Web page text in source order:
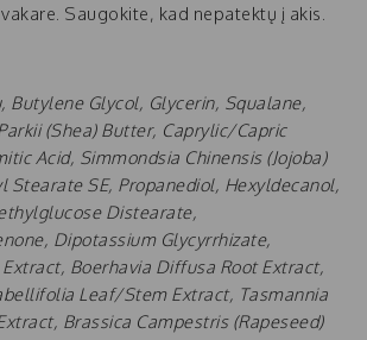
Saugokite, kad nepatektų į akis.
Butylene Glycol, Glycerin, Squalane,
(Shea) Butter, Caprylic/Capric
Acid, Simmondsia Chinensis (Jojoba)
Stearate SE, Propanediol, Hexyldecanol,
Distearate,
Dipotassium Glycyrrhizate,
Boerhavia Diffusa Root Extract,
Leaf/Stem Extract, Tasmannia
Brassica Campestris (Rapeseed)